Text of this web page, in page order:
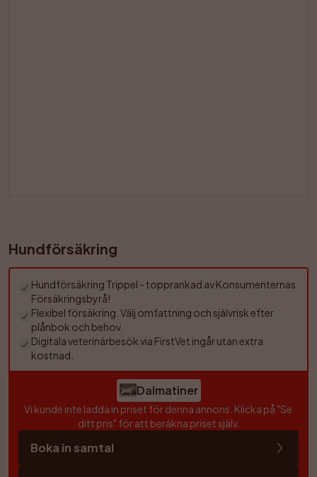
Hundförsäkring
Hundförsäkring Trippel - topprankad av Konsumenternas
Försäkringsbyrå!
Flexibel försäkring. Välj omfattning och självrisk efter
plånbok och behov.
Digitala veterinärbesök via FirstVet ingår utan extra
kostnad.
Dalmatiner
Vi kunde inte ladda in priset för denna annons. Klicka på "Se
ditt pris" för att beräkna priset själv.
Boka in samtal